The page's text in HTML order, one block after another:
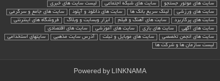
سایت های موتور جستجو سایت های شبکه اجتماعی
لیست سایت های خبری
سایت های ورزشی
لینک سریع بانک ها سایت های دانلود و آپلود
سایت های جامع و سرگرمی
سایت های پرکاربرد
سایت های آهنگ و فیلم ابزار وبسایت و وبلاگ
فروشگاه های اینترنتی
سایت های آگهی
سایت های بازی سایت های آموزشی
سایت های اقتصادی
سایت های انجمن تخصصی
سایت های موبایل و تبلت آدرس سایت مذهبی
سایتهای استخدامی
لیست سازمان ها و شرکت ها
Powered byLINKNAMA